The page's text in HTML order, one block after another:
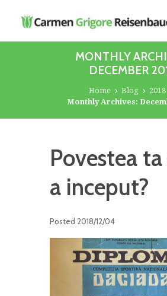
MONTHLY
DECEMBER
Home Blog
2018
Monthly Archives:
Povestea
a inceput?
Posted 2018/12/04